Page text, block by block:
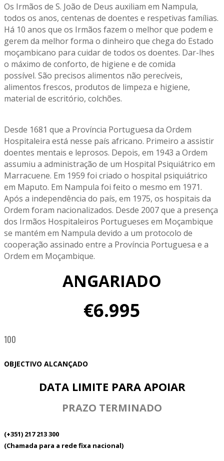
Os Irmãos de S. João de Deus auxiliam em Nampula,
todos os anos, centenas de doentes e respetivas famílias.
Há 10 anos que os Irmãos fazem o melhor que podem e
gerem da melhor forma o dinheiro que chega do Estado
moçambicano para cuidar de todos os doentes. Dar-lhes
o máximo de conforto, de higiene e de comida
possível. São precisos alimentos não perecíveis,
alimentos frescos, produtos de limpeza e higiene,
material de escritório, colchões.
Desde 1681 que a Província Portuguesa da Ordem
Hospitaleira está nesse país africano. Primeiro a assistir
doentes mentais e leprosos. Depois, em 1943 a Ordem
assumiu a administração de um Hospital Psiquiátrico em
Marracuene. Em 1959 foi criado o hospital psiquiátrico
em Maputo. Em Nampula foi feito o mesmo em 1971.
Após a independência do país, em 1975, os hospitais da
Ordem foram nacionalizados. Desde 2007 que a presença
dos Irmãos Hospitaleiros Portugueses em Moçambique
se mantém em Nampula devido a um protocolo de
cooperação assinado entre a Província Portuguesa e a
Ordem em Moçambique.
ANGARIADO
€6.995
100
OBJECTIVO ALCANÇADO
DATA LIMITE PARA APOIAR
PRAZO TERMINADO
(+351) 217 213 300
(Chamada para a rede fixa nacional)